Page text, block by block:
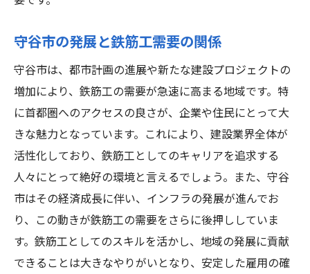
需要増加に伴うスキルアップの必要性
求人数の今後の見通し
守谷市の鉄筋工求人で高収入を目指すためのポ
イント
求人情報を見極める方法
年収交渉での成功例
スキルアップで年収を上げる方法
選考でアピールすべきポイント
守谷市内での効果的なネットワーキング
成長企業を見つけるヒント
守谷市の発展と鉄筋工需要の関係
守谷市は、都市計画の進展や新たな建設プロジェクトの
増加により、鉄筋工の需要が急速に高まる地域です。特
に首都圏へのアクセスの良さが、企業や住民にとって大
きな魅力となっています。これにより、建設業界全体が
活性化しており、鉄筋工としてのキャリアを追求する
人々にとって絶好の環境と言えるでしょう。また、守谷
市はその経済成長に伴い、インフラの発展が進んでお
り、この動きが鉄筋工の需要をさらに後押ししていま
す。鉄筋工としてのスキルを活かし、地域の発展に貢献
できることは大きなやりがいとなり、安定した雇用の確